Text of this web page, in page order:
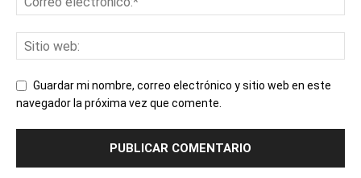
Guardar mi nombre, correo electrónico y sitio web en este
navegador la próxima vez que comente.